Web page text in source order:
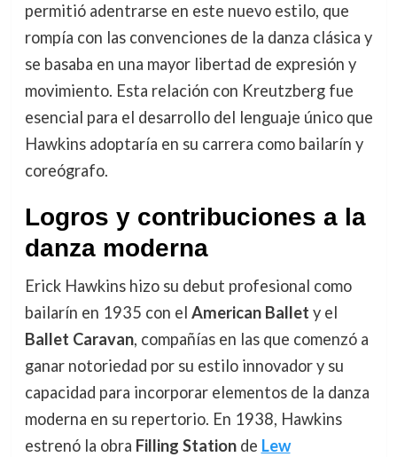
permitió adentrarse en este nuevo estilo, que
rompía con las convenciones de la danza clásica y
se basaba en una mayor libertad de expresión y
movimiento. Esta relación con Kreutzberg fue
esencial para el desarrollo del lenguaje único que
Hawkins adoptaría en su carrera como bailarín y
coreógrafo.
Logros y contribuciones a la
danza moderna
Erick Hawkins hizo su debut profesional como
bailarín en 1935 con el American Ballet y el
Ballet Caravan, compañías en las que comenzó a
ganar notoriedad por su estilo innovador y su
capacidad para incorporar elementos de la danza
moderna en su repertorio. En 1938, Hawkins
estrenó la obra Filling Stationde Lew